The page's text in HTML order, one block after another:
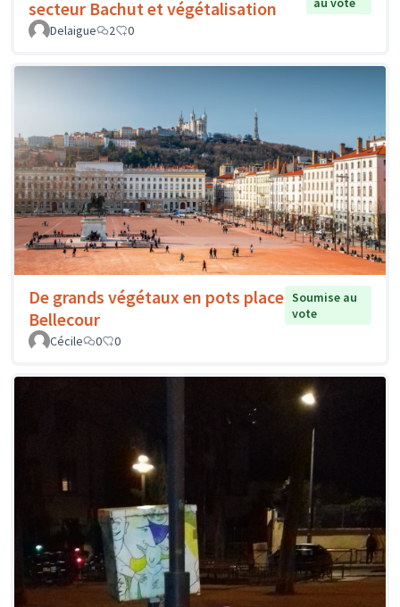
secteur Bachut et végétalisation
Delaigue
2 0
De grands végétaux en pots place
Bellecour
Soumise au
vote
Cécile
0 0